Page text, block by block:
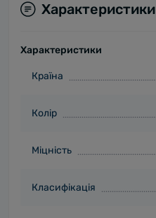
Характеристики
Характеристики
Країна
Колір
Міцність
Класифікація